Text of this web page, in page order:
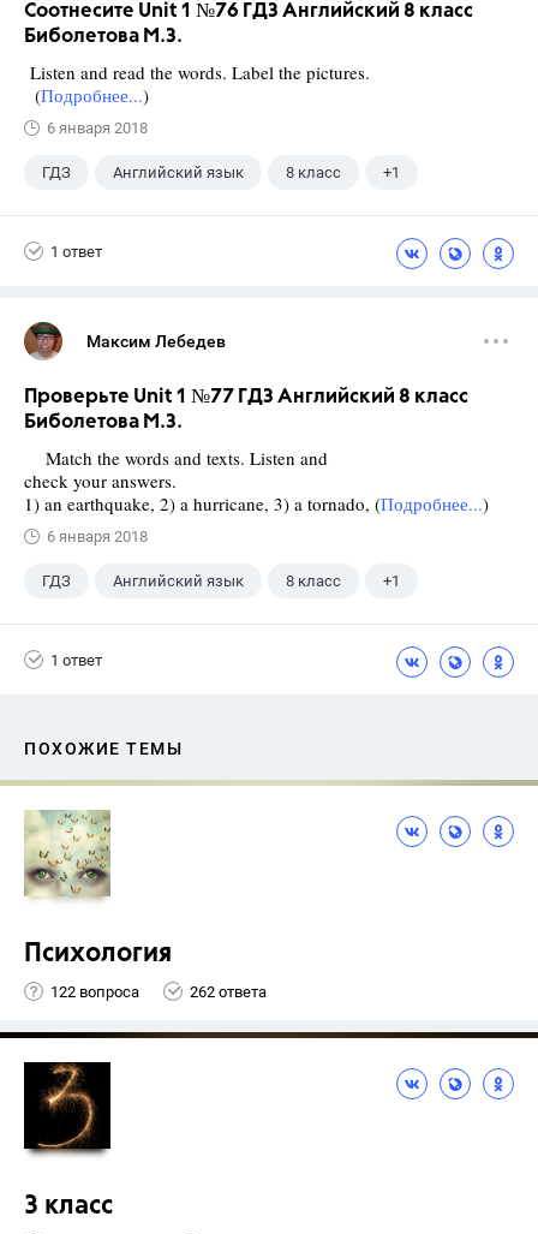
Соотнесите Unit 1 №76 ГДЗ Английский 8 класс
Биболетова М.З.
Listen and read the words. Label the pictures.
(Подробнее...)
6 января 2018
ГДЗ Английский язык 8 класс +1
1 ответ
Максим Лебедев
Проверьте Unit 1 №77 ГДЗ Английский 8 класс
Биболетова М.З.
Match the words and texts. Listen and
check your answers.
1) an earthquake, 2) a hurricane, 3) a tornado, (Подробнее...)
6 января 2018
ГДЗ Английский язык 8 класс +1
1 ответ
ПОХОЖИЕ ТЕМЫ
Психология
122 вопроса 262 ответа
3 класс